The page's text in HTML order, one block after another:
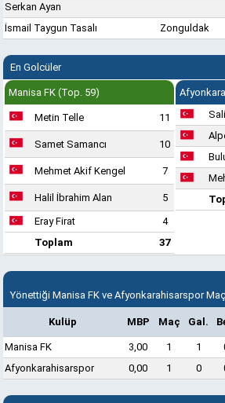
Serkan Ayan
İsmail Taygun Tasalı
Zonguldak
En Golcüler
Manisa FK (Top. 59)
Metin Telle 11
Samet Samancı 10
Mehmet Akif Kengel 7
Halil İbrahim Alan
5
Eray Firat
4
Toplam
37
Yönettiği Manisa FK ve Afyonkarahisarspor
Kulüp MBP Maç Gal.
Manisa FK 3,00 1 1
Afyonkarahisarspor
0,00 1 0